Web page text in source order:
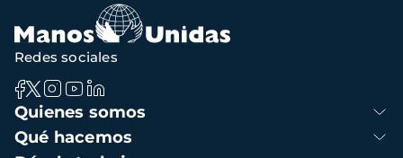
Navegación
principal
Quienes somos
Qué hacemos
Redes sociales